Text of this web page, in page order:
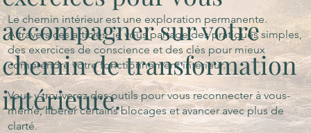
accompagner sur votre
chemin de transformation
intérieure.
Le chemin intérieur est une exploration permanente.
À travers ces articles, je vous partage des pratiques simples,
des exercices de conscience et des clés pour mieux
comprendre votre fonctionnement intérieur.
Vous y trouverez des outils pour vous reconnecter à vous-
même, libérer certains blocages et avancer avec plus de
clarté.